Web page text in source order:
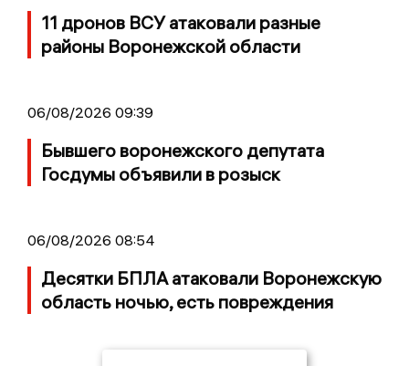
11 дронов ВСУ атаковали разные
районы Воронежской области
06/08/2026 09:39
Бывшего воронежского депутата
Госдумы объявили в розыск
06/08/2026 08:54
Десятки БПЛА атаковали Воронежскую
область ночью, есть повреждения